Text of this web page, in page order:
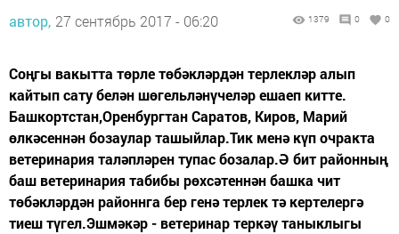
автор, 27 сентябрь 2017 - 06:20 1379 0 0
Соңгы вакытта төрле төбәкләрдән терлекләр алып
кайтып сату белән шөгельләнүчеләр ешаеп китте.
Башкортстан,Оренбургтан Саратов, Киров, Марий
өлкәсеннән бозаулар ташыйлар.Тик менә күп очракта
ветеринария таләпләрен тупас бозалар.Ә бит районның
баш ветеринария табибы рөхсәтеннән башка чит
төбәкләрдән районнга бер генә терлек тә кертелергә
тиеш түгел.Эшмәкәр - ветеринар теркәү таныклыгы